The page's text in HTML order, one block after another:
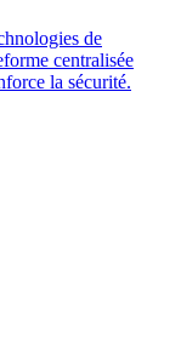
de
centralisée
la sécurité.